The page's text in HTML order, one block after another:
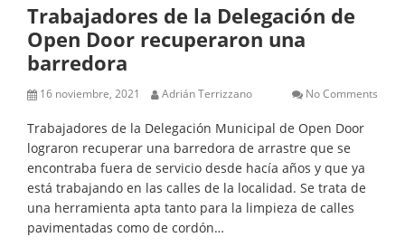
Trabajadores de la Delegación de
Open Door recuperaron una
barredora
16 noviembre, 2021 Adrián Terrizzano No Comments
Trabajadores de la Delegación Municipal de Open Door
lograron recuperar una barredora de arrastre que se
encontraba fuera de servicio desde hacía años y que ya
está trabajando en las calles de la localidad. Se trata de
una herramienta apta tanto para la limpieza de calles
pavimentadas como de cordón…